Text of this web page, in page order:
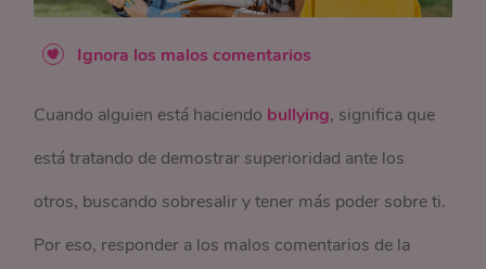
Ignora los malos comentarios
Cuando alguien está haciendo bullying, significa que
está tratando de demostrar superioridad ante los
otros, buscando sobresalir y tener más poder sobre ti.
Por eso, responder a los malos comentarios de la